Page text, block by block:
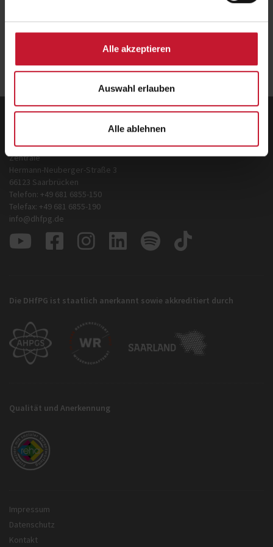
Alle akzeptieren
Auswahl erlauben
Alle ablehnen
Deutsche Hochschule für Prävention und
Zentrale
Hermann-Neuberger-Straße 3
66123 Saarbrücken
Telefon: +49 681 6855-150
Telefax: +49 681 6855-190
info@dhfpg.de
Die DHfPG ist staatlich anerkannt sowie akkreditiert durch
Qualität und Anerkennung
Impressum
Datenschutz
Kontakt